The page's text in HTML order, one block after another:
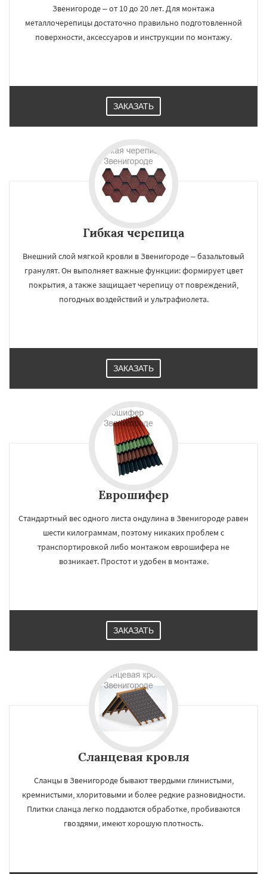
Звенигороде – от 10 до 20 лет. Для монтажа
металлочерепицы достаточно правильно подготовленной
поверхности, аксессуаров и инструкции по монтажу.
ЗАКАЗАТЬ
Гибкая черепица
Внешний слой мягкой кровли в Звенигороде – базальтовый
гранулят. Он выполняет важные функции: формирует цвет
покрытия, а также защищает черепицу от повреждений,
погодных воздействий и ультрафиолета.
ЗАКАЗАТЬ
Еврошифер
Стандартный вес одного листа ондулина в Звенигороде равен
шести килограммам, поэтому никаких проблем с
транспортировкой либо монтажом еврошифера не
возникает. Простот и удобен в монтаже.
ЗАКАЗАТЬ
Сланцевая кровля
Сланцы в Звенигороде бывают твердыми глинистыми,
кремнистыми, хлоритовыми и более редкие разновидности.
Плитки сланца легко поддаются обработке, пробиваются
гвоздями, имеют хорошую плотность.